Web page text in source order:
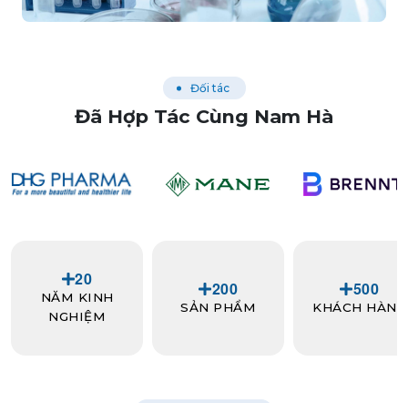
Đối tác
Đã Hợp Tác Cùng Nam Hà
20
NĂM KINH
NGHIỆM
200
SẢN PHẨM
500
KHÁCH HÀNG